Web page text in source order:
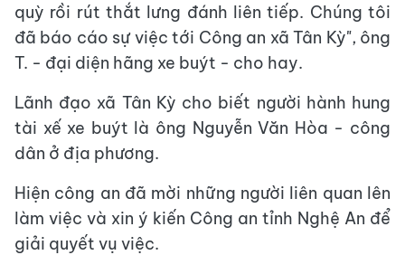
quỳ rồi rút thắt lưng đánh liên tiếp. Chúng tôi
đã báo cáo sự việc tới Công an xã Tân Kỳ", ông
T. - đại diện hãng xe buýt - cho hay.
Lãnh đạo xã Tân Kỳ cho biết người hành hung
tài xế xe buýt là ông Nguyễn Văn Hòa - công
dân ở địa phương.
Hiện công an đã mời những người liên quan lên
làm việc và xin ý kiến Công an tỉnh Nghệ An để
giải quyết vụ việc.